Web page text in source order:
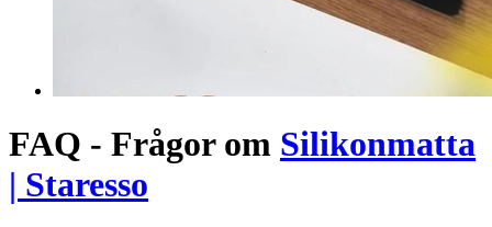
FAQ - Frågor om Silikonmatta
| Staresso